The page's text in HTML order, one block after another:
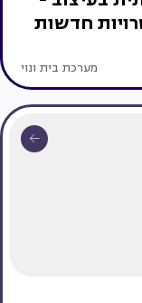
חדשות
מערכת בית ונוי